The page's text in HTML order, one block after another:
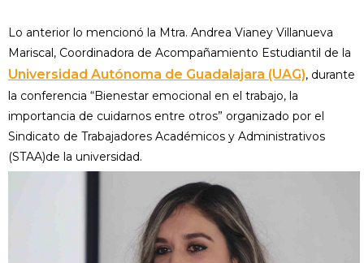
Lo anterior lo mencionó la Mtra. Andrea Vianey Villanueva
Mariscal, Coordinadora de Acompañamiento Estudiantil de la
Universidad Autónoma de Guadalajara (UAG), durante
la conferencia “Bienestar emocional en el trabajo, la
importancia de cuidarnos entre otros” organizado por el
Sindicato de Trabajadores Académicos y Administrativos
(STAA)de la universidad.